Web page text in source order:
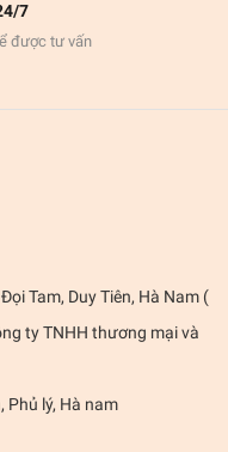
7
được tư vấn
Tam, Duy Tiên, Hà Nam (
ty TNHH thương mại và
Phủ lý, Hà nam